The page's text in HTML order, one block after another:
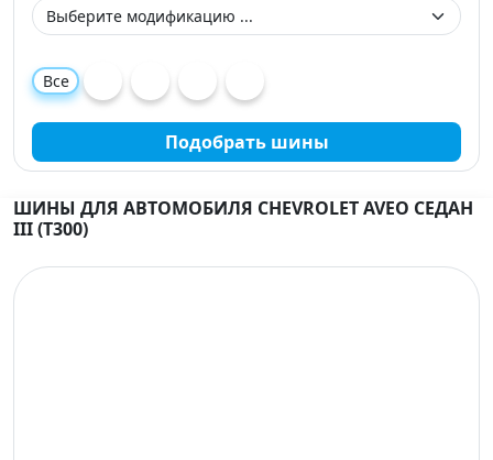
Все
Подобрать шины
ШИНЫ ДЛЯ АВТОМОБИЛЯ CHEVROLET AVEO СЕДАН
III (T300)